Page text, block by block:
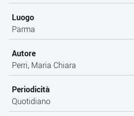
Luogo
Parma
Autore
Perri, Maria Chiara
Periodicità
Quotidiano